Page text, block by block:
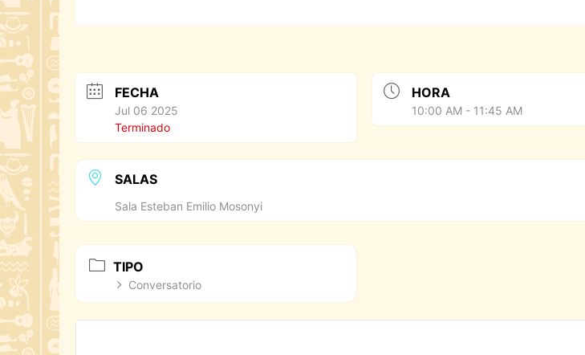
FECHA
Jul 06 2025
Terminado
HORA
10:00 AM - 11:45 AM
SALAS
Sala Esteban Emilio Mosonyi
TIPO
Conversatorio